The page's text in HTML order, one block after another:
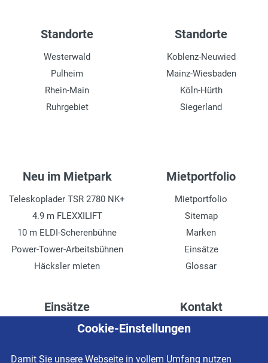
Standorte
Westerwald
Pulheim
Rhein-Main
Ruhrgebiet
Standorte
Koblenz-Neuwied
Mainz-Wiesbaden
Köln-Hürth
Siegerland
Neu im Mietpark
Teleskoplader TSR 2780 NK+
4.9 m FLEXXILIFT
10 m ELDI-Scherenbühne
Power-Tower-Arbeitsbühnen
Häcksler mieten
Mietportfolio
Mietportfolio
Sitemap
Marken
Einsätze
Glossar
Einsätze
Höhenzugang für
Kontakt
Kontaktformular
Cookie-Einstellungen
Damit Sie unsere Webseite in vollem Umfang nutzen